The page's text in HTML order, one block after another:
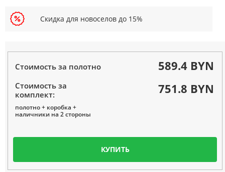
Скидка для новоселов до 15%
Стоимость за полотно 589.4 BYN
Стоимость за
комплект:
полотно + коробка +
наличники на 2 стороны
751.8 BYN
КУПИТЬ